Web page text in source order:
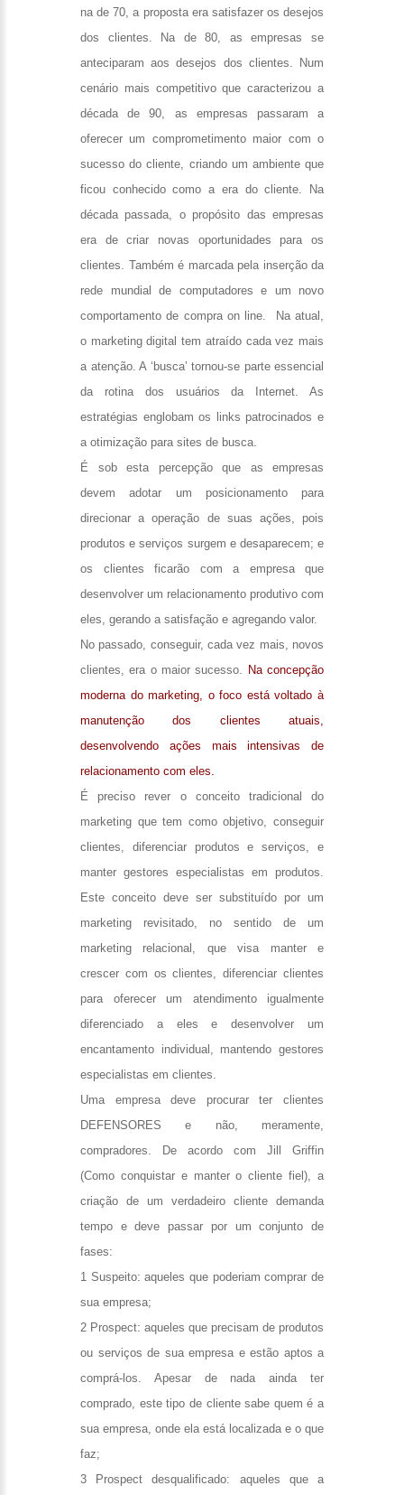
na de 70, a proposta era satisfazer os desejos
dos clientes. Na de 80, as empresas se
anteciparam aos desejos dos clientes. Num
cenário mais competitivo que caracterizou a
década de 90, as empresas passaram a
oferecer um comprometimento maior com o
sucesso do cliente, criando um ambiente que
ficou conhecido como a era do cliente. Na
década passada, o propósito das empresas
era de criar novas oportunidades para os
clientes. Também é marcada pela inserção da
rede mundial de computadores e um novo
comportamento de compra on line . Na atual,
o marketing digital tem atraído cada vez mais
a atenção. A ‘busca’ tornou-se parte essencial
da rotina dos usuários da Internet. As
estratégias englobam os links patrocinados e
a otimização para sites de busca.
É sob esta percepção que as empresas
devem adotar um posicionamento para
direcionar a operação de suas ações, pois
produtos e serviços surgem e desaparecem; e
os clientes ficarão com a empresa que
desenvolver um relacionamento produtivo com
eles, gerando a satisfação e agregando valor.
No passado, conseguir, cada vez mais, novos
clientes, era o maior sucesso. Na concepção
moderna do marketing, o foco está voltado à
manutenção dos clientes atuais,
desenvolvendo ações mais intensivas de
relacionamento com eles.
É preciso rever o conceito tradicional do
marketing que tem como objetivo, conseguir
clientes, diferenciar produtos e serviços, e
manter gestores especialistas em produtos.
Este conceito deve ser substituído por um
marketing revisitado, no sentido de um
marketing relacional, que visa manter e
crescer com os clientes, diferenciar clientes
para oferecer um atendimento igualmente
diferenciado a eles e desenvolver um
encantamento individual, mantendo gestores
especialistas em clientes.
Uma empresa deve procurar ter clientes
DEFENSORES e não, meramente,
compradores. De acordo com Jill Griffin
(Como conquistar e manter o cliente fiel), a
criação de um verdadeiro cliente demanda
tempo e deve passar por um conjunto de
fases:
1 Suspeito: aqueles que poderiam comprar de
sua empresa;
2 Prospect: aqueles que precisam de produtos
ou serviços de sua empresa e estão aptos a
comprá-los. Apesar de nada ainda ter
comprado, este tipo de cliente sabe quem é a
sua empresa, onde ela está localizada e o que
faz;
3 Prospect desqualificado: aqueles que a